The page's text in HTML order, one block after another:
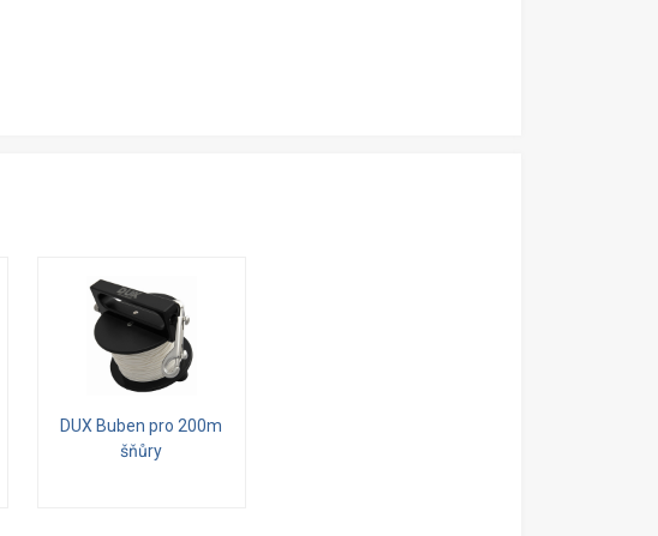
DUX Buben pro 200m
šňůry